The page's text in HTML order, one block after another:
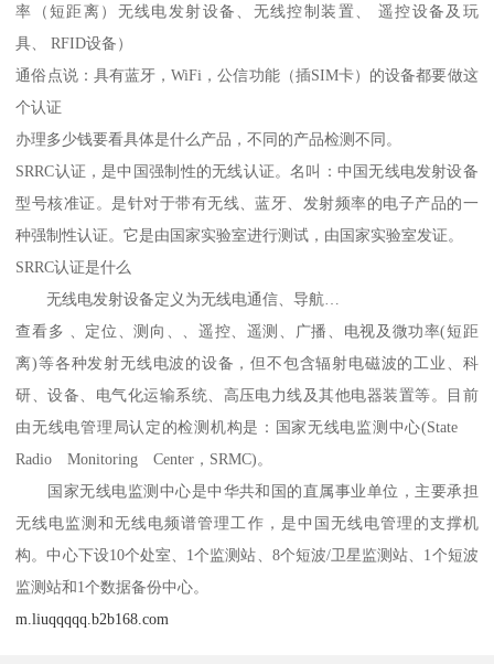
率（短距离）无线电发射设备、无线控制装置、 遥控设备及玩
具、 RFID设备）
通俗点说：具有蓝牙，WiFi，公信功能（插SIM卡）的设备都要做这
个认证
办理多少钱要看具体是什么产品，不同的产品检测不同。
SRRC认证，是中国强制​‌‌性的无线认证。名叫：中国无线电发射设备
型号核准证。是针对于带有无线、蓝牙、发射频率的电子产品的一
种强制性认证。它是由国家实验室进行测试，由国家实验室发证。
SRRC认证是什么
无线电发射设备定义为无线电通信、导航…
查看多 、定位、测向、、遥控、遥测、广播、电视及微功率(短距
离)等各种发射无线电波的设备，但不包含辐射电磁波的工业、科
研、设备、电气化运输系统、高压电力线及其他电器装置等。目前
由无线电管理局认定的检测机构是：国家无线电监测中心(State
Radio Monitoring Center，SRMC)。
国家无线电监测中心是中华共和国的直属事业单位，主要承担
无线电监测和无线电频谱管理工作，是中国无线电管理的支撑机
构。中心下设10个处室、1个监测站、8个短波/卫星监测站、1个短波
监测站和1个数据备份中心。
m.liuqqqqq.b2b168.com